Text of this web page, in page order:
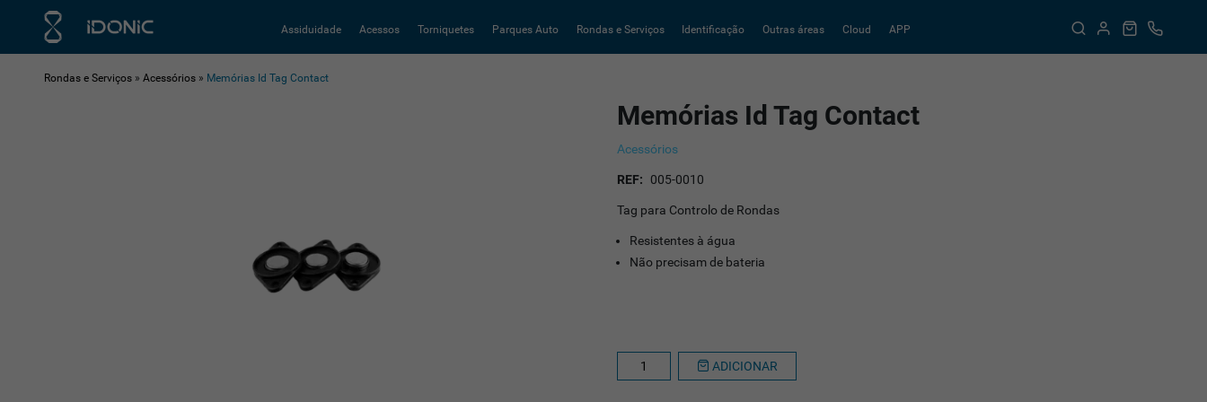
Assiduidade Acessos Torniquetes Parques Auto Rondas e Serviços Identificação Outras áreas Cloud APP
Rondas e Serviços» Acessórios» Memórias Id Tag Contact
Memórias Id Tag Contact
Acessórios
REF: 005-0010
Tag para Controlo de Rondas
Resistentes à água
Não precisam de bateria
ADICIONAR